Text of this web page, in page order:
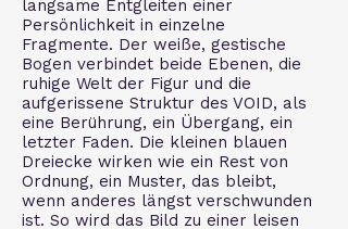
langsame Entgleiten einer
Persönlichkeit in einzelne
Fragmente. Der weiße, gestische
Bogen verbindet beide Ebenen, die
ruhige Welt der Figur und die
aufgerissene Struktur des VOID, als
eine Berührung, ein Übergang, ein
letzter Faden. Die kleinen blauen
Dreiecke wirken wie ein Rest von
Ordnung, ein Muster, das bleibt,
wenn anderes längst verschwunden
ist. So wird das Bild zu einer leisen